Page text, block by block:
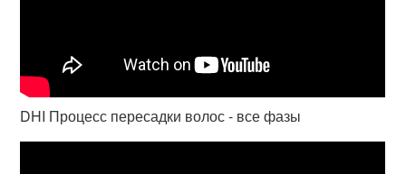
DHI Процесс пересадки волос - все фазы